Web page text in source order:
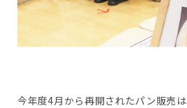
今年度4月から再開されたパン販売は